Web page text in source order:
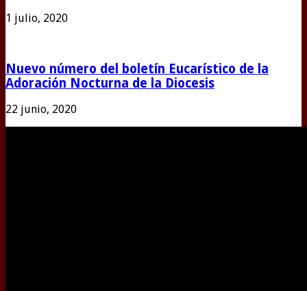
1 julio, 2020
Nuevo número del boletín Eucarístico de la
Adoración Nocturna de la Diocesis
22 junio, 2020